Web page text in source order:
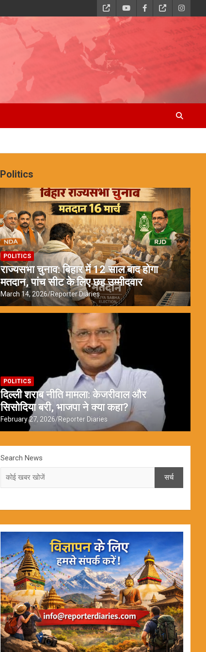
Politics
POLITICS
राज्यसभा चुनाव: बिहार में 12 साल बाद होगा
मतदान, पांच सीट के लिए छह उम्मीदवार
March 14, 2026 Reporter Diaries
POLITICS
दिल्ली शराब नीति मामला: केजरीवाल और
सिसोदिया बरी, भाजपा ने क्या कहा?
February 27, 2026 Reporter Diaries
Search News
सर्च